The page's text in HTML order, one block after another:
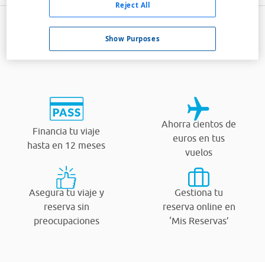
¿Por qué viajar con Viajes Carrefour?
Financia tu viaje
hasta en 12 meses
Ahorra cientos de
euros en tus
vuelos
Asegura tu viaje y
reserva sin
preocupaciones
Gestiona tu
reserva online en
‘Mis Reservas’
Show Purposes
Reject All